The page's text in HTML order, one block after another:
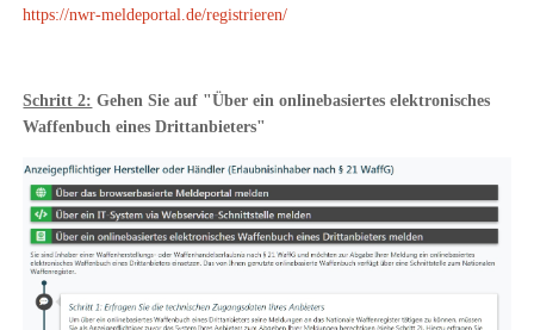
https://nwr-meldeportal.de/registrieren/
Schritt 2: Gehen Sie auf "Über ein onlinebasiertes elektronisches
Waffenbuch eines Drittanbieters"